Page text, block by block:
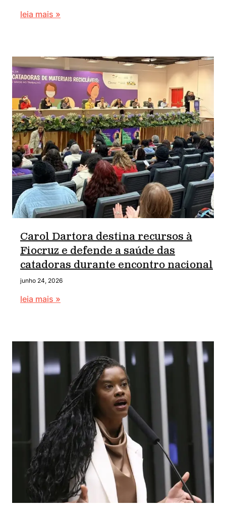
leia mais »
Carol Dartora destina recursos à
Fiocruz e defende a saúde das
catadoras durante encontro nacional
junho 24, 2026
leia mais »